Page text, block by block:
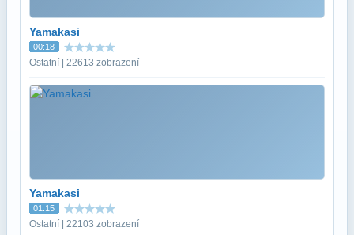
Yamakasi
00:18
Ostatní | 22613 zobrazení
Yamakasi
01:15
Ostatní | 22103 zobrazení